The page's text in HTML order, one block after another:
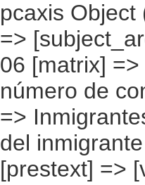
pcaxis Object ( [axis_version] => [creation_date] => 20080709 [note] => [subject_area] => Otros resultados nacionales [subject_code] => 06 [matrix] => 06022 [title] => Inmigrantes según país de origen y número de contratos laborales en España [description] => [contents] => Inmigrantes [units] => inmigrantes [stub] => Array ( [0] => origen del inmigrante ) [heading] => Array ( [0] => número de contratos ) [prestext] => [values] => Array ( [:www.ine.es tel: " "+34 91 5839100 "; VALUES("origen del inmigrante] => Array ( [0] => Total [1] => PAÍSES EUROPEOS SIN ESPAÑA [2] => UE 27 SIN ESPAÑA [3] => Reino Unido [4] => Alemania [5] => Rumanía y Bulgaria [6] => Resto UE 27 sin España [7] => Resto países